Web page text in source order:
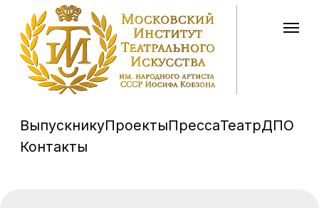
ВыпускникуПроекты ПрессаТеатрДПО
Мастерская